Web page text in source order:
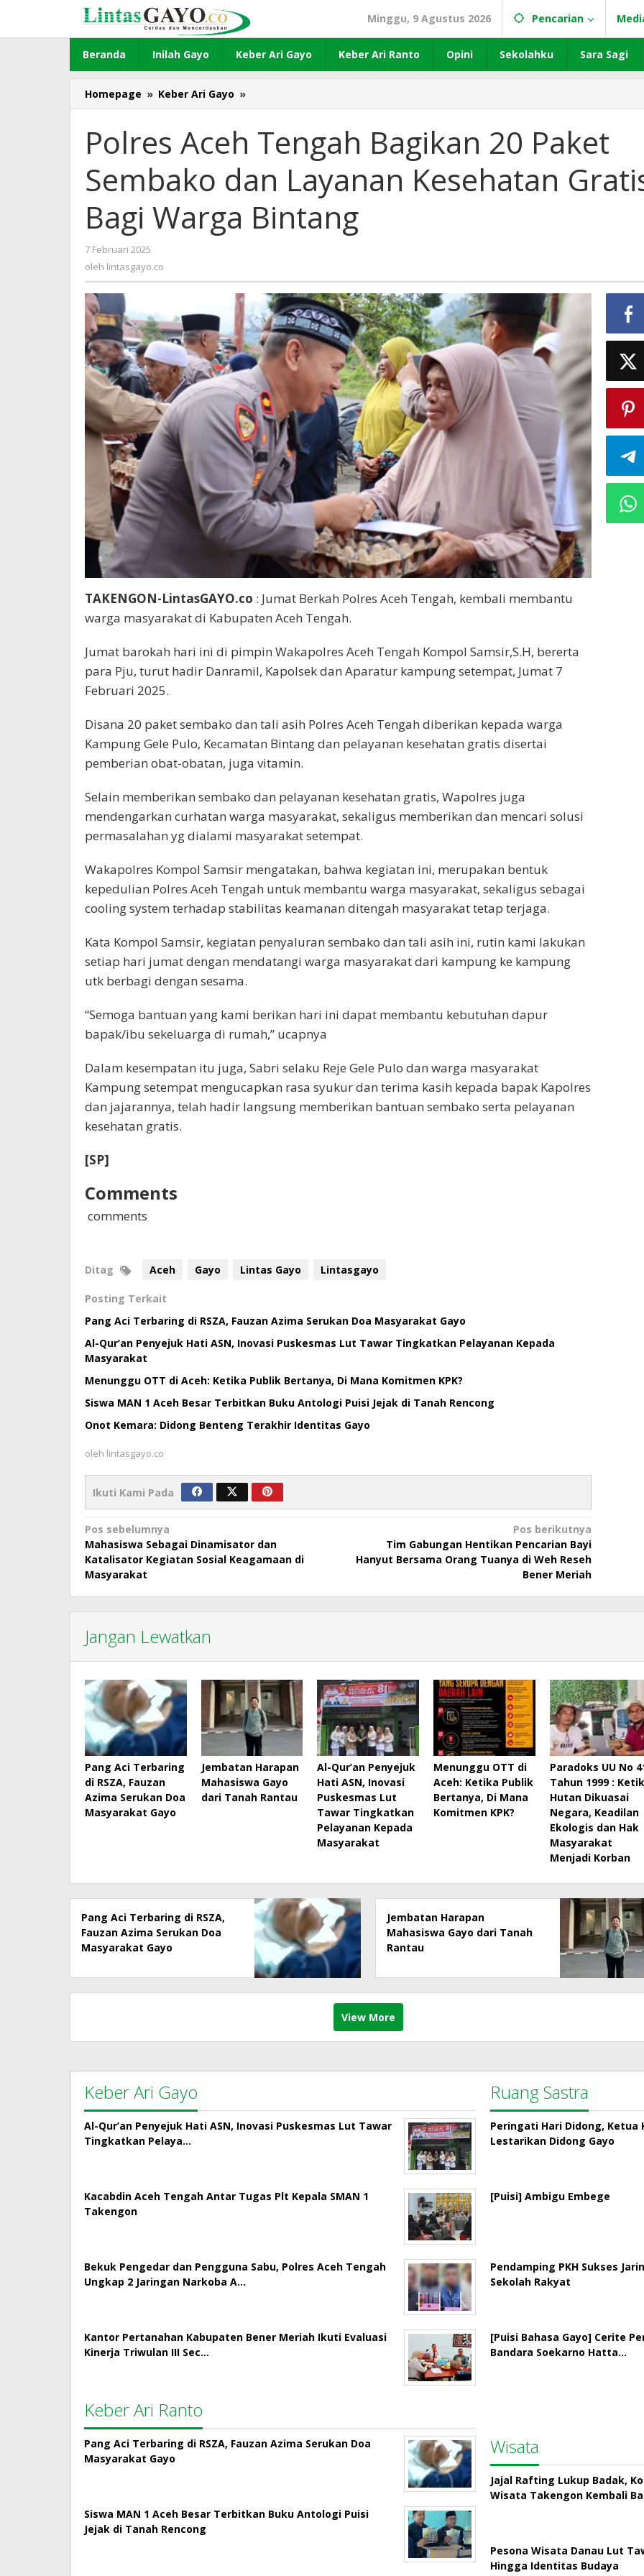
konten
Minggu, 9 Agustus 2026 Pencarian
Beranda Inilah Gayo Keber Ari Gayo Keber Ari Ranto Opini Sekolahku Sara Sagi
Homepage » Keber Ari Gayo »
Aceh
Bagikan
Sembako
Layanan
Kesehatan
Bintang
Polres Aceh Tengah Bagikan 20 Paket
Sembako dan Layanan Kesehatan
Bagi Warga Bintang
7 Februari 2025
lintasgayo.co
oleh lintasgayo.co
TAKENGON-LintasGAYO.co : Jumat Berkah Polres Aceh Tengah, kembali membantu
warga masyarakat di Kabupaten Aceh Tengah.
Jumat barokah hari ini di pimpin Wakapolres Aceh Tengah Kompol Samsir,S.H, bererta
para Pju, turut hadir Danramil, Kapolsek dan Aparatur kampung setempat, Jumat 7
Februari 2025.
Disana 20 paket sembako dan tali asih Polres Aceh Tengah diberikan kepada warga
Kampung Gele Pulo, Kecamatan Bintang dan pelayanan kesehatan gratis disertai
pemberian obat-obatan, juga vitamin.
Selain memberikan sembako dan pelayanan kesehatan gratis, Wapolres juga
mendengarkan curhatan warga masyarakat, sekaligus memberikan dan mencari solusi
permasalahan yg dialami masyarakat setempat.
Wakapolres Kompol Samsir mengatakan, bahwa kegiatan ini, merupakan bentuk
kepedulian Polres Aceh Tengah untuk membantu warga masyarakat, sekaligus sebagai
cooling system terhadap stabilitas keamanan ditengah masyarakat tetap terjaga.
Kata Kompol Samsir, kegiatan penyaluran sembako dan tali asih ini, rutin kami lakukan
setiap hari jumat dengan mendatangi warga masyarakat dari kampung ke kampung
utk berbagi dengan sesama.
“Semoga bantuan yang kami berikan hari ini dapat membantu kebutuhan dapur
bapak/ibu sekeluarga di rumah,” ucapnya
Dalam kesempatan itu juga, Sabri selaku Reje Gele Pulo dan warga masyarakat
Kampung setempat mengucapkan rasa syukur dan terima kasih kepada bapak Kapolres
dan jajarannya, telah hadir langsung memberikan bantuan sembako serta pelayanan
kesehatan gratis.
[SP]
Comments
comments
Ditag Aceh Gayo Lintas Gayo Lintasgayo
Posting Terkait
Pang Aci Terbaring di RSZA, Fauzan Azima Serukan Doa Masyarakat Gayo
Al-Qur’an Penyejuk Hati ASN, Inovasi Puskesmas Lut Tawar Tingkatkan Pelayanan Kepada
Masyarakat
Menunggu OTT di Aceh: Ketika Publik Bertanya, Di Mana Komitmen KPK?
Siswa MAN 1 Aceh Besar Terbitkan Buku Antologi Puisi Jejak di Tanah Rencong
Onot Kemara: Didong Benteng Terakhir Identitas Gayo
oleh lintasgayo.co
Ikuti Kami Pada
Navigasi
pos
Pos sebelumnya
Mahasiswa Sebagai Dinamisator dan
Katalisator Kegiatan Sosial Keagamaan di
Masyarakat
Pos berikutnya
Tim Gabungan Hentikan Pencarian Bayi
Hanyut Bersama Orang Tuanya di Weh Reseh
Bener Meriah
Jangan Lewatkan
Pang Aci Terbaring
di RSZA, Fauzan
Azima Serukan Doa
Masyarakat Gayo
Jembatan Harapan
Mahasiswa Gayo
dari Tanah Rantau
Al-Qur’an Penyejuk
Hati ASN, Inovasi
Puskesmas Lut
Tawar Tingkatkan
Pelayanan Kepada
Masyarakat
Menunggu OTT di
Aceh: Ketika Publik
Bertanya, Di Mana
Komitmen KPK?
Paradoks UU No
Tahun 1999 :
Hutan Dikuasai
Negara, Keadilan
Ekologis dan Hak
Masyarakat
Menjadi Korban
Pang Aci Terbaring di RSZA,
Fauzan Azima Serukan Doa
Masyarakat Gayo
Jembatan Harapan
Mahasiswa Gayo dari Tanah
Rantau
View More
Keber Ari Gayo
Al-Qur’an Penyejuk Hati ASN, Inovasi Puskesmas Lut Tawar
Tingkatkan Pelaya…
Kacabdin Aceh Tengah Antar Tugas Plt Kepala SMAN 1
Takengon
Bekuk Pengedar dan Pengguna Sabu, Polres Aceh Tengah
Ungkap 2 Jaringan Narkoba A…
Kantor Pertanahan Kabupaten Bener Meriah Ikuti Evaluasi
Kinerja Triwulan III Sec…
Keber Ari Ranto
Pang Aci Terbaring di RSZA, Fauzan Azima Serukan Doa
Masyarakat Gayo
Siswa MAN 1 Aceh Besar Terbitkan Buku Antologi Puisi
Jejak di Tanah Rencong
Ruang Sastra
Peringati Hari Didong, Ketua
Lestarikan Didong Gayo
[Puisi] Ambigu Embege
Pendamping PKH Sukses
Sekolah Rakyat
[Puisi Bahasa Gayo] Cerite
Bandara Soekarno Hatta…
Wisata
Jajal Rafting Lukup Badak,
Wisata Takengon Kembali
Pesona Wisata Danau Lut
Hingga Identitas Budaya